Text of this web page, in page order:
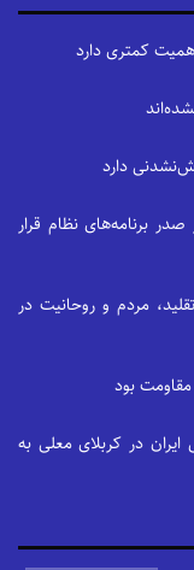
کمتری دارد
دارد
برنامه‌های نظام قرار
مردم و روحانیت در
بود
در کربلای معلی به